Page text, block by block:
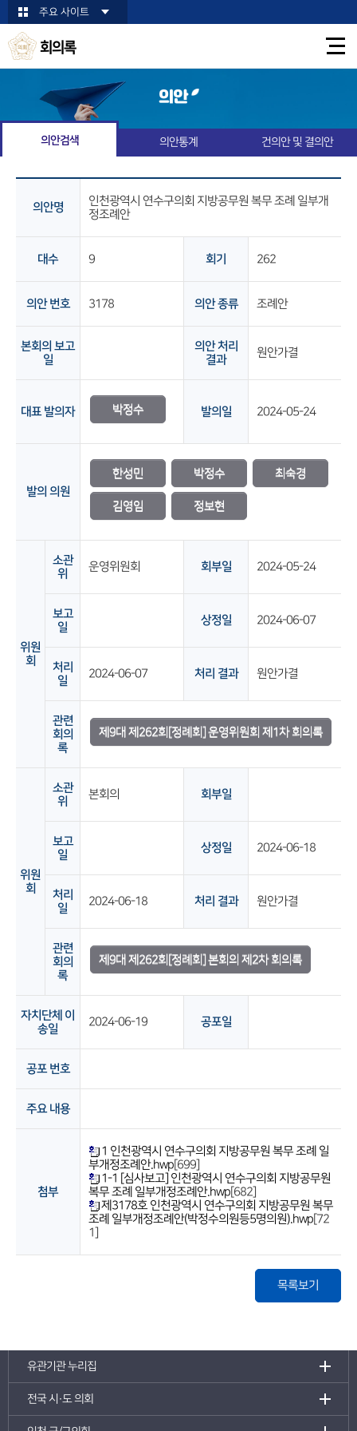
본문바로가기주요 사이트
회의록
의안
의안검색 의안통계 건의안 및 결의안
의안명
인천광역시 연수구의회 지방공무원 복무 조례 일부개
정조례안
대수 9 회기 262
의안 번호 3178 의안 종류 조례안
본회의 보고
일
의안 처리
결과
원안가결
대표 발의자 박정수 발의일 2024-05-24
발의 의원
한성민 박정수 최숙경
김영임 정보현
위원
회
소관
위
운영위원회 회부일 2024-05-24
보고
일
상정일 2024-06-07
처리
일
2024-06-07 처리 결과 원안가결
관련
회의
록
제9대 제262회[정례회] 운영위원회 제1차 회의록
위원
회
소관
위
본회의 회부일
보고
일
상정일 2024-06-18
처리
일
2024-06-18 처리 결과 원안가결
관련
회의
록
제9대 제262회[정례회] 본회의 제2차 회의록
자치단체 이
송일
2024-06-19 공포일
공포 번호
주요 내용
첨부
1 인천광역시 연수구의회 지방공무원 복무 조례 일
부개정조례안.hwp[699]
1-1 [심사보고] 인천광역시 연수구의회 지방공무원
복무 조례 일부개정조례안.hwp[682]
제3178호 인천광역시 연수구의회 지방공무원 복무
조례 일부개정조례안(박정수의원등5명의원).hwp [72
1]
목록보기
유관기관 누리집
전국 시·도 의회